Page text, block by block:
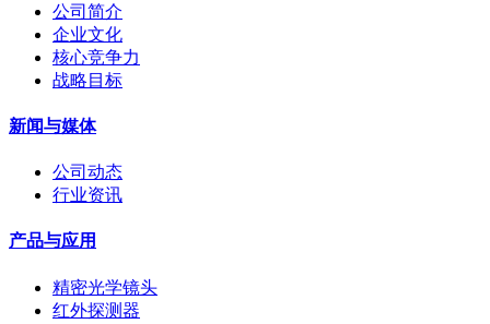
公司简介
企业文化
核心竞争力
战略目标
新闻与媒体
公司动态
行业资讯
产品与应用
精密光学镜头
红外探测器